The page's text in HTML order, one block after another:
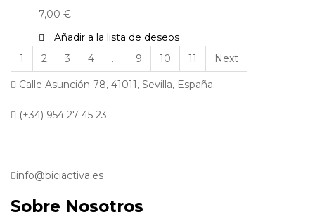
7,00 €
Añadir a la lista de deseos
1
2 3 4 … 9 10 11 Next
Calle Asunción 78, 41011, Sevilla, España.
(+34) 954 27 45 23
info@biciactiva.es
Sobre Nosotros